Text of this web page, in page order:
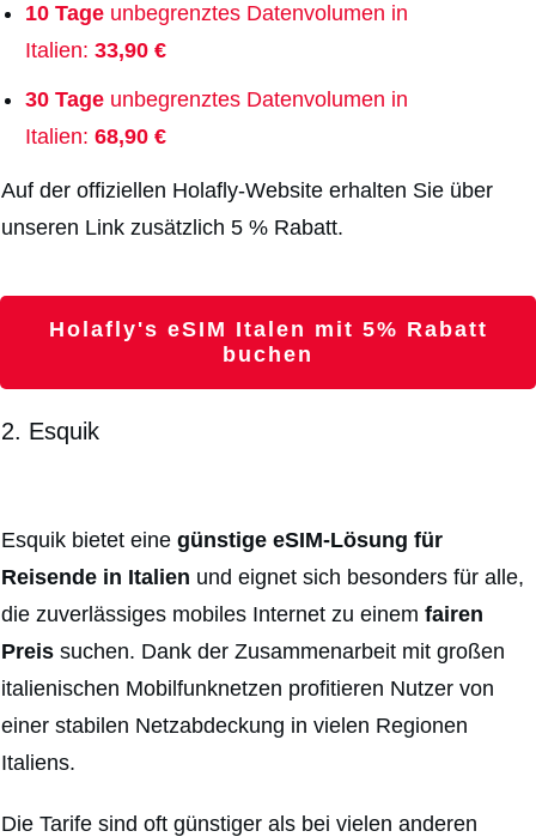
10 Tage unbegrenztes Datenvolumen in
Italien: 33,90 €
30 Tage unbegrenztes Datenvolumen in
Italien: 68,90 €
Auf der offiziellen Holafly-Website erhalten Sie über
unseren Link zusätzlich 5 % Rabatt.
Holafly's eSIM Italen mit 5% Rabatt
buchen
2. Esquik
Esquik bietet eine günstige eSIM-Lösung für
Reisende in Italien und eignet sich besonders für alle,
die zuverlässiges mobiles Internet zu einem fairen
Preis suchen. Dank der Zusammenarbeit mit großen
italienischen Mobilfunknetzen profitieren Nutzer von
einer stabilen Netzabdeckung in vielen Regionen
Italiens.
Die Tarife sind oft günstiger als bei vielen anderen